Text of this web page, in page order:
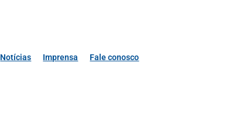
Notícias Imprensa Fale conosco